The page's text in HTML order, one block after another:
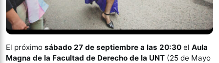
El próximo sábado 27 de septiembre a las 20:30 el Aula
Magna de la Facultad de Derecho de la UNT (25 de Mayo